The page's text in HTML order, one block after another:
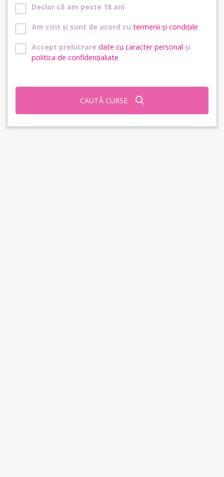
Declar că am peste 18 ani
Am citit și sunt de acord cu termenii și condițiile
Accept prelucrare date cu caracter personal și
politica de confidențialiate
CAUTĂ CURSE